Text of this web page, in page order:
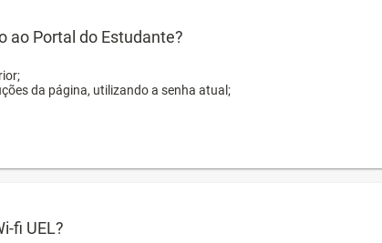
ao Portal do Estudante?
da página, utilizando a senha atual;
fi UEL?